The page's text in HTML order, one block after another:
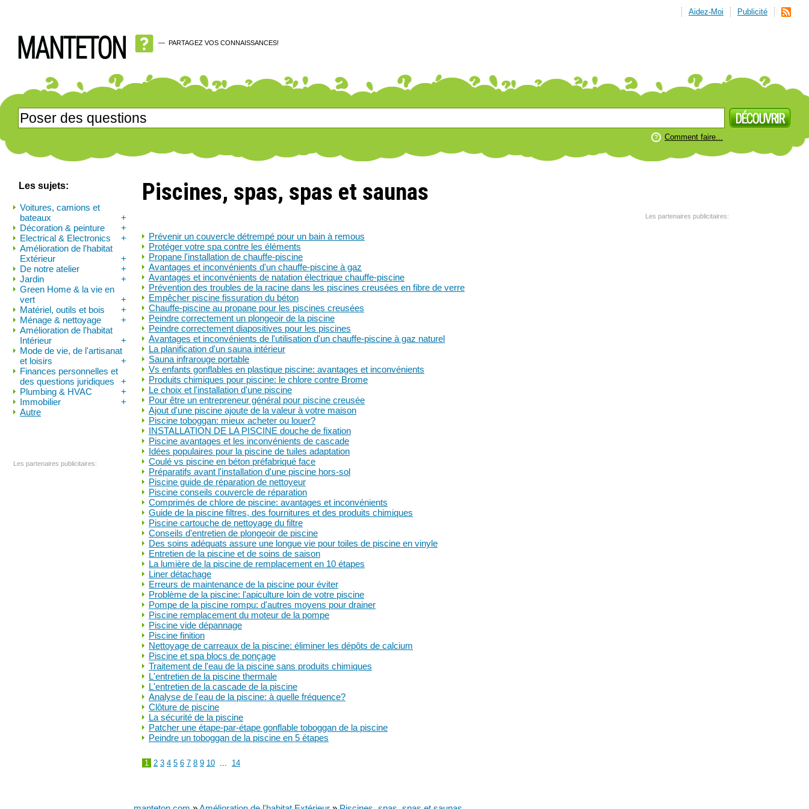
Publicité
Aidez-Moi
— PARTAGEZ VOS CONNAISSANCES!
Comment faire...
Les sujets:
Voitures, camions et
bateaux
+
Décoration & peinture
+
Electrical & Electronics
+
Amélioration de l'habitat
Extérieur
+
De notre atelier
+
Jardin
+
Green Home & la vie en
vert
+
Matériel, outils et bois
+
Ménage & nettoyage
+
Amélioration de l'habitat
Intérieur
+
Mode de vie, de l'artisanat
et loisirs
+
Finances personnelles et
des questions juridiques
+
Plumbing & HVAC
+
Immobilier
+
Autre
Les partenaires publicitaires:
Les partenaires publicitaires:
Piscines, spas, spas et saunas
Prévenir un couvercle détrempé pour un bain à remous
Protéger votre spa contre les éléments
Propane l'installation de chauffe-piscine
Avantages et inconvénients d'un chauffe-piscine à gaz
Avantages et inconvénients de natation électrique chauffe-piscine
Prévention des troubles de la racine dans les piscines creusées en fibre de verre
Empêcher piscine fissuration du béton
Chauffe-piscine au propane pour les piscines creusées
Peindre correctement un plongeoir de la piscine
Peindre correctement diapositives pour les piscines
Avantages et inconvénients de l'utilisation d'un chauffe-piscine à gaz naturel
La planification d'un sauna intérieur
Sauna infrarouge portable
Vs enfants gonflables en plastique piscine: avantages et inconvénients
Produits chimiques pour piscine: le chlore contre Brome
Le choix et l'installation d'une piscine
Pour être un entrepreneur général pour piscine creusée
Ajout d'une piscine ajoute de la valeur à votre maison
Piscine toboggan: mieux acheter ou louer?
INSTALLATION DE LA PISCINE douche de fixation
Piscine avantages et les inconvénients de cascade
Idées populaires pour la piscine de tuiles adaptation
Coulé vs piscine en béton préfabriqué face
Préparatifs avant l'installation d'une piscine hors-sol
Piscine guide de réparation de nettoyeur
Piscine conseils couvercle de réparation
Comprimés de chlore de piscine: avantages et inconvénients
Guide de la piscine filtres, des fournitures et des produits chimiques
Piscine cartouche de nettoyage du filtre
Conseils d'entretien de plongeoir de piscine
Des soins adéquats assure une longue vie pour toiles de piscine en vinyle
Entretien de la piscine et de soins de saison
La lumière de la piscine de remplacement en 10 étapes
Liner détachage
Erreurs de maintenance de la piscine pour éviter
Problème de la piscine: l'apiculture loin de votre piscine
Pompe de la piscine rompu: d'autres moyens pour drainer
Piscine remplacement du moteur de la pompe
Piscine vide dépannage
Piscine finition
Nettoyage de carreaux de la piscine: éliminer les dépôts de calcium
Piscine et spa blocs de ponçage
Traitement de l'eau de la piscine sans produits chimiques
L'entretien de la piscine thermale
L'entretien de la cascade de la piscine
Analyse de l'eau de la piscine: à quelle fréquence?
Clôture de piscine
La sécurité de la piscine
Patcher une étape-par-étape gonflable toboggan de la piscine
Peindre un toboggan de la piscine en 5 étapes
1 2 3 4 5 6 7 8 9 10 ... 14